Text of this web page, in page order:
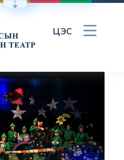
ЦЭС